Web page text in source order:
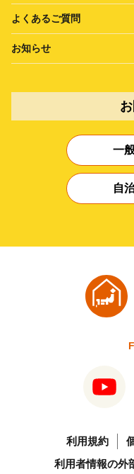
よくあるご質問
お知らせ
一
自
利用規約
利用者情報の外